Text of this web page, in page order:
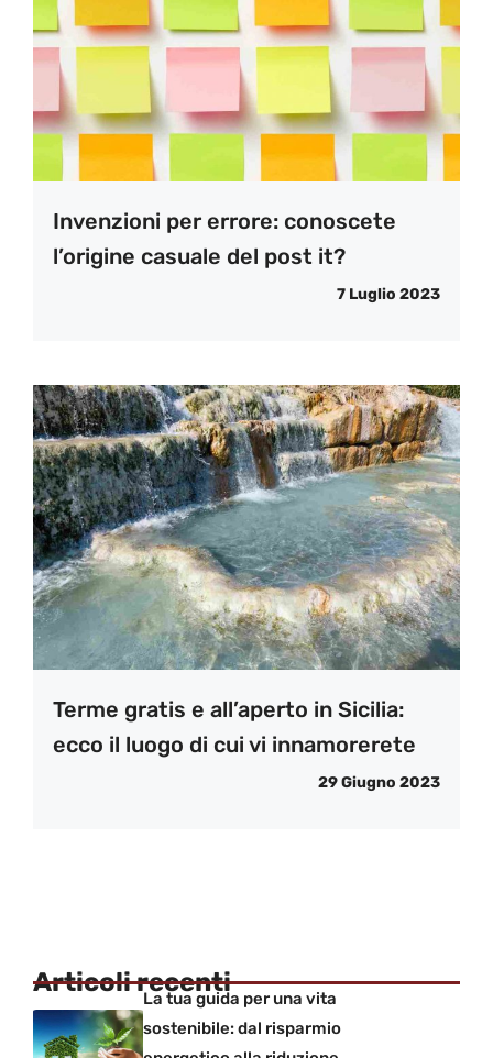
Invenzioni per errore: conoscete
l’origine casuale del post it?
7 Luglio 2023
Terme gratis e all’aperto in Sicilia:
ecco il luogo di cui vi innamorerete
29 Giugno 2023
Articoli recenti
La tua guida per una vita
sostenibile: dal risparmio